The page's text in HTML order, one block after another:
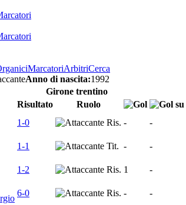
MarcatoriArbitriCerca
Anno di nascita:1992
Girone trentino
Risultato Ruolo
1-0 Ris. - -
1-1 Tit. - -
1-2 Ris. 1 -
6-0 Ris. - -